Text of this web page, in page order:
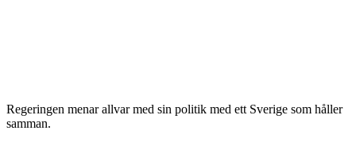
Regeringen menar allvar med sin politik med ett Sverige som håller
samman.